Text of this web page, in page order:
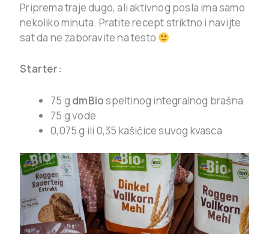
Priprema traje dugo, ali aktivnog posla ima samo
nekoliko minuta. Pratite recept striktno i navijte
sat da ne zaboravite na testo
Starter:
75 g dmBiospeltinog integralnog brašna
75 g vode
0,075 g ili 0,35 kašičice suvog kvasca